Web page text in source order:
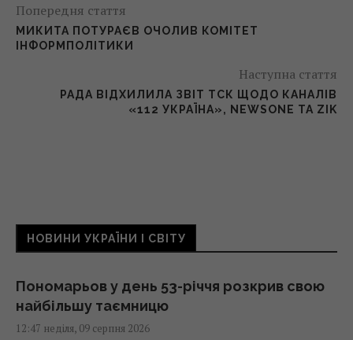
Попередня стаття
МИКИТА ПОТУРАЄВ ОЧОЛИВ КОМІТЕТ
ІНФОРМПОЛІТИКИ
Наступна стаття
РАДА ВІДХИЛИЛА ЗВІТ ТСК ЩОДО КАНАЛІВ
«112 УКРАЇНА», NEWSONE ТА ZIK
НОВИНИ УКРАЇНИ І СВІТУ
Пономарьов у день 53-річчя розкрив свою
найбільшу таємницю
12:47 неділя, 09 серпня 2026